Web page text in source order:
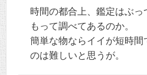
時間の都合上、鑑定はぶ
もって調べてあるのか。
簡単な物ならイイが短時間
のは難しいと思うが。